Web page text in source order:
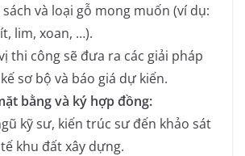
sách và loại gỗ mong muốn (ví dụ:
lim, xoan, …).
thi công sẽ đưa ra các giải pháp
sơ bộ và báo giá dự kiến.
bằng và ký hợp đồng:
kỹ sư, kiến trúc sư đến khảo sát
khu đất xây dựng.